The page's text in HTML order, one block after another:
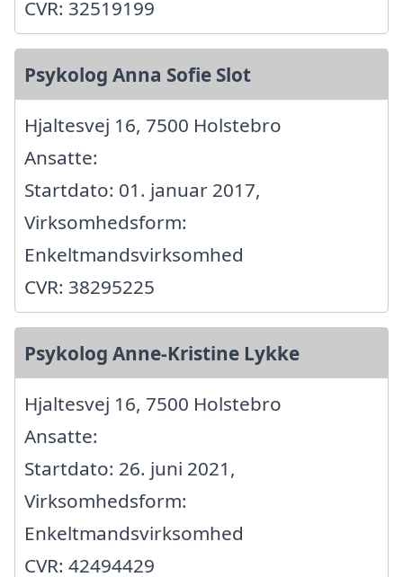
CVR: 32519199
Psykolog Anna Sofie Slot
Hjaltesvej 16, 7500 Holstebro
Ansatte:
Startdato: 01. januar 2017,
Virksomhedsform:
Enkeltmandsvirksomhed
CVR: 38295225
Psykolog Anne-Kristine Lykke
Hjaltesvej 16, 7500 Holstebro
Ansatte:
Startdato: 26. juni 2021,
Virksomhedsform:
Enkeltmandsvirksomhed
CVR: 42494429